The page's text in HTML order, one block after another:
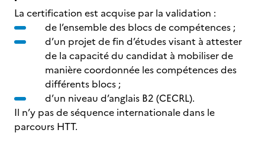
La certification est acquise par la validation :
de l’ensemble des blocs de compétences ;
d’un projet de fin d’études visant à attester
de la capacité du candidat à mobiliser de
manière coordonnée les compétences des
différents blocs ;
d’un niveau d’anglais B2 (CECRL).
Il n’y pas de séquence internationale dans le
parcours HTT.